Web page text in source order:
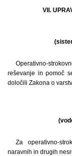
VII.
Operativno-
reševanje in pomoč
določili Zakona o
Za operativno-
naravnih in drugih